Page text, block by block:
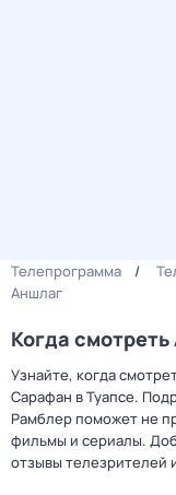
Телепрограмма
Аншлаг
Когда
Узнайте, когда
Сарафан в Туапсе.
Рамблер поможет не
фильмы и сериалы.
отзывы телезрителей